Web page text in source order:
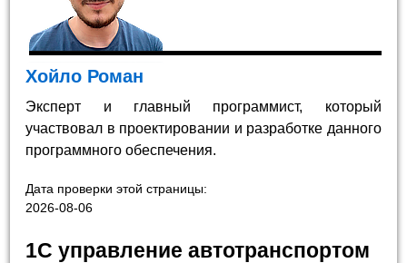
Хойло Роман
Эксперт и главный программист, который
участвовал в проектировании и разработке данного
программного обеспечения.
Дата проверки этой страницы:
2026-08-06
1С управление автотранспортом